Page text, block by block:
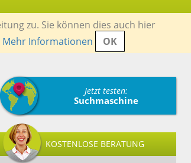
zu. Sie können dies auch hier
Mehr Informationen OK
Jetzt testen:
Suchmaschine
KOSTENLOSE BERATUNG